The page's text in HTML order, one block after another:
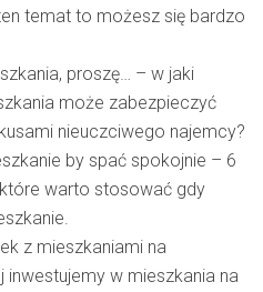
temat to możesz się bardzo
proszę…
– w jaki
może zabezpieczyć
nieuczciwego najemcy?
by spać spokojnie – 6
warto stosować gdy
z mieszkaniami na
inwestujemy w mieszkania na